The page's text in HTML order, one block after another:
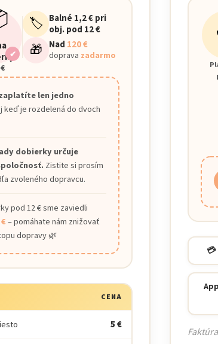
✔
🏷️ Balné 1,2 € pri
obj. pod 12 €
🎁 Nad 120 €
doprava zadarmo
len jedno
keď je rozdelená do dvoch
dobierky určuje
Zistite si prosím
zvoleného dopravcu.
pod 12 € sme zaviedli
– pomáhate nám znižovať
dopravy 🌿
CENA
5 €